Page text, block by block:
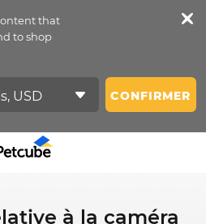
that
to shop
CONFIRMER
à la caméra